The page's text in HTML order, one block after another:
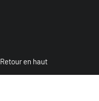
Retour en haut